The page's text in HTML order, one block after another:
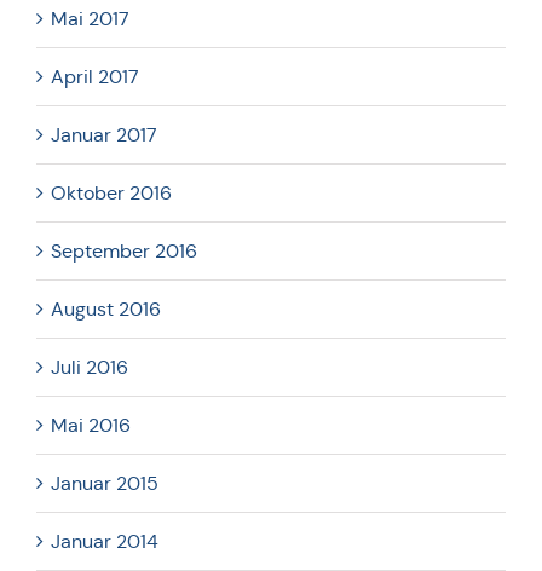
Mai 2017
April 2017
Januar 2017
Oktober 2016
September 2016
August 2016
Juli 2016
Mai 2016
Januar 2015
Januar 2014